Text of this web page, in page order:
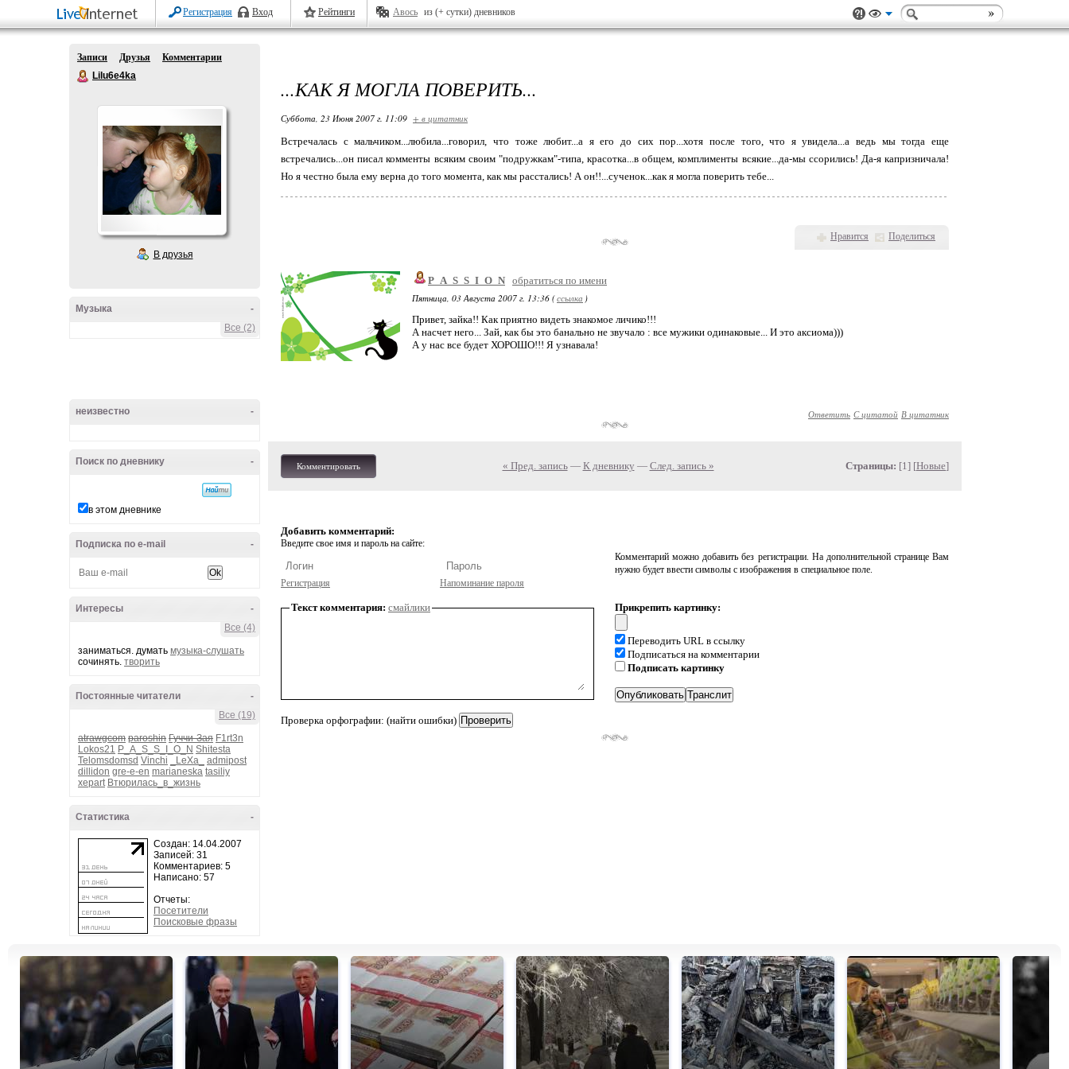
Регистрация Вход Рейтинги Авось из (+ сутки) дневников
Записи Друзья
Комментарии
Lilu6e4ka
В друзья
-
Музыка
Все (2)
-
неизвестно
-
Поиск по дневнику
в этом дневнике
-
Подписка по e-mail
-
Интересы
Все (4)
заниматься. думать музыка-слушать
сочинять. творить
-
Постоянные читатели
Все (19)
atrawgcom paroshin Гуччи-Зая F1rt3n
Lokos21 P_A_S_S_I_O_N Shitesta
Telomsdomsd Vinchi _LeXa_
admipost
dillidon gre-e-en marianeska tasiliy
xepart Втюрилась_в_жизнь
-
Статистика
Создан: 14.04.2007
Записей: 31
Комментариев: 5
Написано: 57
Отчеты:
Посетители
Поисковые фразы
...КАК Я МОГЛА ПОВЕРИТЬ...
Суббота, 23 Июня 2007 г. 11:09 + в цитатник
Встречалась с мальчиком...любила...говорил, что тоже любит...а я его до сих пор...хотя после того, что я увидела...а ведь мы тогда еще
встречались...он писал комменты всяким своим "подружкам"-типа, красотка...в общем, комплименты всякие...да-мы ссорились! Да-я капризничала!
Но я честно была ему верна до того момента, как мы расстались! А он!!...сученок...как я могла поверить тебе...
Нравится Поделиться
P_A_S_S_I_O_N обратиться по имени
Пятница, 03 Августа 2007 г. 13:36 (ссылка )
Привет, зайка!! Как приятно видеть знакомое личико!!!
А насчет него... Зай, как бы это банально не звучало : все мужики одинаковые... И это аксиома)))
А у нас все будет ХОРОШО!!! Я узнавала!
Ответить С цитатой В цитатник
Комментировать « Пред. запись— К дневнику — След. запись » Страницы: [1] [Новые]
Добавить комментарий:
Введите свое имя и пароль на сайте:
Регистрация Напоминание пароля
Комментарий можно добавить без регистрации. На дополнительной странице Вам
нужно будет ввести символы с изображения в специальное поле.
Текст комментария: смайлики
Проверка орфографии: (найти ошибки)
Прикрепить картинку:
Переводить URL в ссылку
Подписаться на комментарии
Подписать картинку